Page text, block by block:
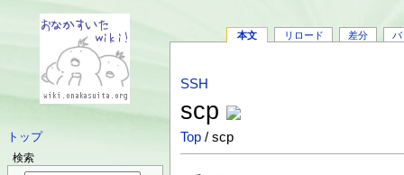
トップ
検索
本文 リロード 差分 バ
SSH
scp
Top / scp